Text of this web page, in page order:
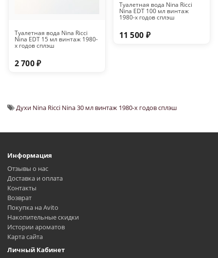
Туалетная вода Nina Ricci
Nina EDT 15 мл винтаж 1980-
х годов сплэш
2 700 ₽
Туалетная вода Nina Ricci
Nina EDT 100 мл винтаж
1980-х годов сплэш
11 500 ₽
Духи Nina Ricci Nina 30 мл винтаж 1980-х годов сплэш
Информация
Отзывы о нас
Доставка и оплата
Контакты
Возврат
Покупка на Avito
Накопительные скидки
Истории ароматов
Карта сайта
Личный Кабинет